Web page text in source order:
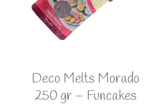
Deco Melts Morado
250 gr – Funcakes